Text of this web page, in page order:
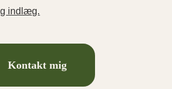
indlæg.
Kontakt mig